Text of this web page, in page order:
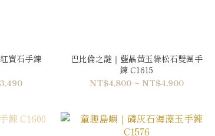
寶石手鍊
巴比倫之謎｜藍晶黃玉綠松石雙圈手
鍊 C1615
NT$4,800 ~ NT$4,900